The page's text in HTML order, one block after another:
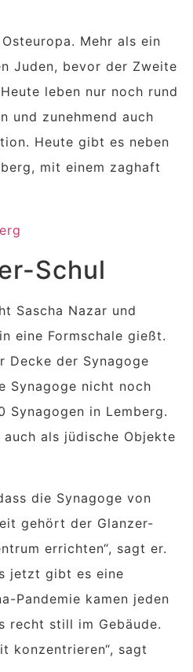
Mehr als ein
Juden, bevor der Zweite
leben nur noch rund
und zunehmend auch
Heute gibt es neben
mit einem zaghaft
Schul
Sascha Nazar und
eine Formschale gießt.
Decke der Synagoge
Synagoge nicht noch
in Lemberg.
als jüdische Objekte
die Synagoge von
gehört der Glanzer-
errichten“, sagt er.
jetzt gibt es eine
Pandemie kamen jeden
recht still im Gebäude.
konzentrieren“, sagt